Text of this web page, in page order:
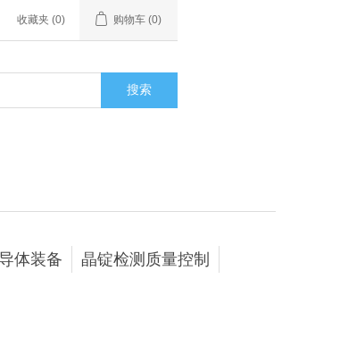
收藏夹 (0) 购物车 (0)
搜索
体装备 晶锭检测质量控制